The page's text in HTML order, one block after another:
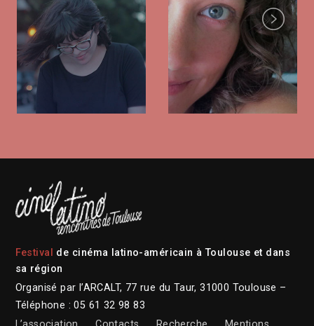
Next
Festival
de cinéma latino-américain à Toulouse et dans
sa région
Organisé par l’ARCALT, 77 rue du Taur, 31000 Toulouse –
Téléphone : 05 61 32 98 83